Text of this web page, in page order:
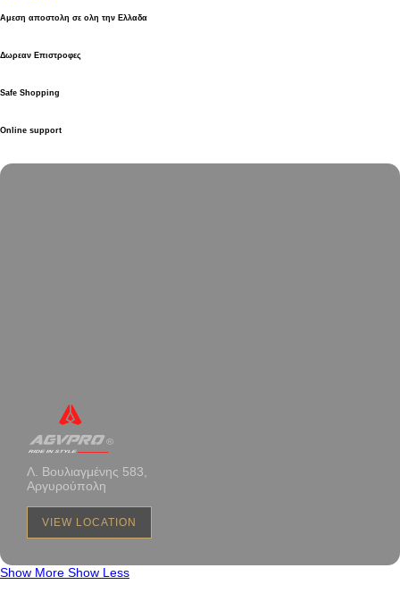
Αμεση αποστολη σε ολη την Ελλαδα
Δωρεαν Επιστροφες
Safe Shopping
Online support
Λ. Βουλιαγμένης 583,
Αργυρούπολη
VIEW LOCATION
Show More Show Less